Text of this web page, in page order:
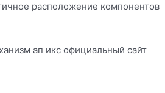
расположение компонентов
ап икс официальный сайт